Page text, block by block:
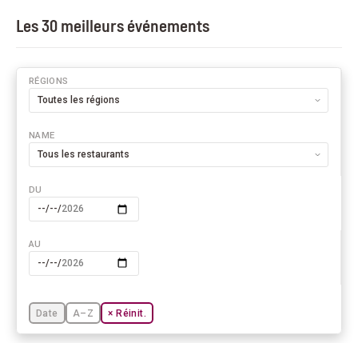
Les 30 meilleurs événements
RÉGIONS
NAME
DU
AU
Date A–Z × Réinit.